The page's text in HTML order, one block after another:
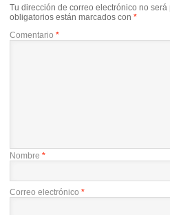
Tu dirección de correo electrónico no será
obligatorios están marcados con *
Comentario *
Nombre *
Correo electrónico *